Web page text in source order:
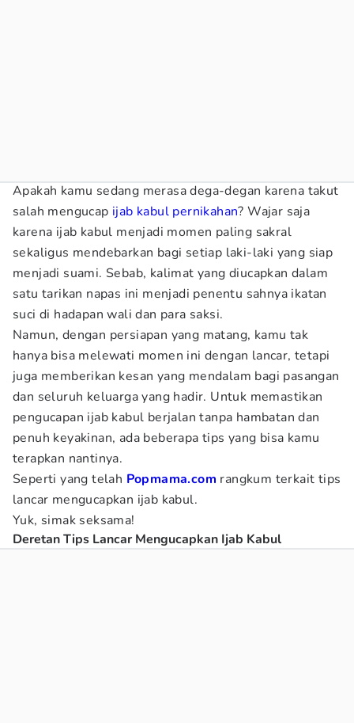
Apakah kamu sedang merasa dega-degan karena takut
salah mengucap ijab kabul pernikahan? Wajar saja
karena ijab kabul menjadi momen paling sakral
sekaligus mendebarkan bagi setiap laki-laki yang siap
menjadi suami. Sebab, kalimat yang diucapkan dalam
satu tarikan napas ini menjadi penentu sahnya ikatan
suci di hadapan wali dan para saksi.
Namun, dengan persiapan yang matang, kamu tak
hanya bisa melewati momen ini dengan lancar, tetapi
juga memberikan kesan yang mendalam bagi pasangan
dan seluruh keluarga yang hadir. Untuk memastikan
pengucapan ijab kabul berjalan tanpa hambatan dan
penuh keyakinan, ada beberapa tips yang bisa kamu
terapkan nantinya.
Seperti yang telah Popmama.com rangkum terkait tips
lancar mengucapkan ijab kabul.
Yuk, simak seksama!
Deretan Tips Lancar Mengucapkan Ijab Kabul